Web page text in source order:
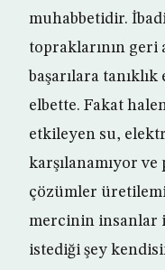
muhabbetidir.
topraklarının geri
başarılara
elbette. Fakat
etkileyen su,
karşılanamıyor
çözümler
mercinin insanlar
istediği şey